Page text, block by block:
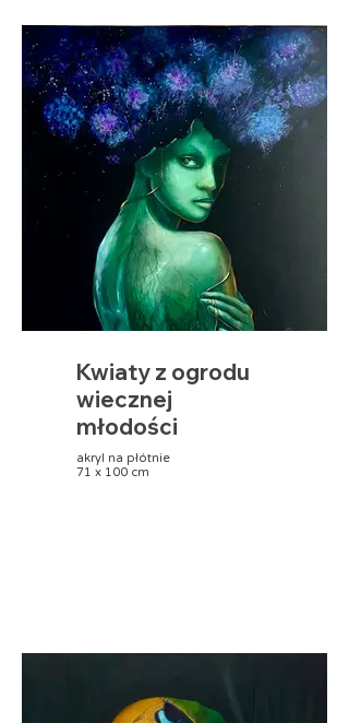
Kwiaty z ogrodu
wiecznej
młodości
akryl na płótnie
71 x 100 cm